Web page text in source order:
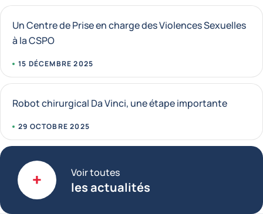
Un Centre de Prise en charge des Violences Sexuelles
à la CSPO
15 DÉCEMBRE 2025
Robot chirurgical Da Vinci, une étape importante
29 OCTOBRE 2025
Voir toutes
les actualités